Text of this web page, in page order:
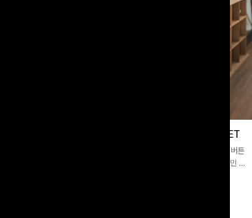
제딧레이어드 블라우스+플레어팬츠SET
[완성도높은💗]레이어드한 듯 자연스러운 나시와 버튼
원피스가 함께 구성된 세트 아이템입니다. 코디 고민 없